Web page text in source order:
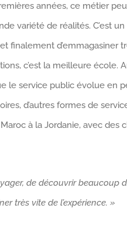
années, ce métier
variété de réalités. C’est
finalement d’emmagasiner
c’est la meilleure école.
le service public évolue en
d’autres formes de
à la Jordanie, avec des
de découvrir beaucoup
très vite de l’expérience. »